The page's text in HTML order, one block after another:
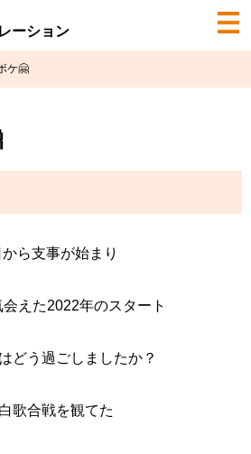
ーション
ケ🤗
ら支事が始まり
えた2022年のスタート
どう過ごしましたか？
歌合戦を観てた